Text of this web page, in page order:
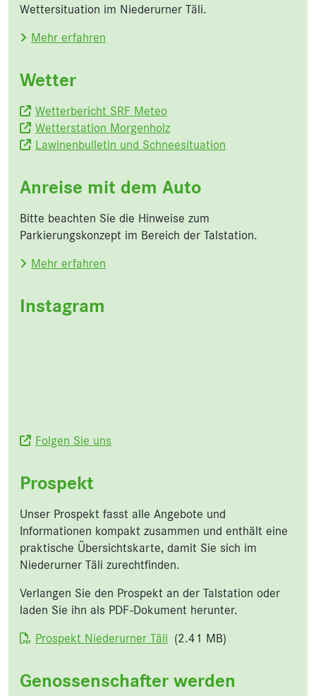
Wettersituation im Niederurner Täli.
Mehr erfahren
Wetter
Wetterbericht SRF Meteo
Wetterstation Morgenholz
Lawinenbulletin und Schneesituation
Anreise mit dem Auto
Bitte beachten Sie die Hinweise zum
Parkierungskonzept im Bereich der Talstation.
Mehr erfahren
Instagram
Folgen Sie uns
Prospekt
Unser Prospekt fasst alle Angebote und
Informationen kompakt zusammen und enthält eine
praktische Übersichtskarte, damit Sie sich im
Niederurner Täli zurechtfinden.
Verlangen Sie den Prospekt an der Talstation oder
laden Sie ihn als PDF-Dokument herunter.
Dokument
Prospekt Niederurner Täli (2.41 MB)
Genossenschafter werden